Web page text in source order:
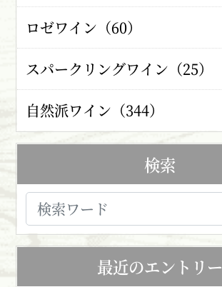
ロゼワイン（60）
スパークリングワイン（25）
自然派ワイン（344）
検索
最近のエントリー